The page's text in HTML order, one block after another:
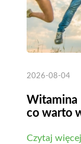
2026-08-04
Witamina
co warto
Czytaj więcej